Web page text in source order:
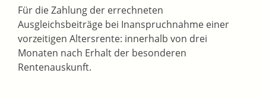
Für die Zahlung der errechneten
Ausgleichsbeiträge bei Inanspruchnahme einer
vorzeitigen Altersrente: innerhalb von drei
Monaten nach Erhalt der besonderen
Rentenauskunft.